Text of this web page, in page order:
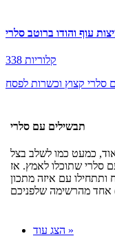
עוף והודו ברוטב סלרי
338 קלוריות
סלרי קצוץ וכשרות לפסח
תבשילים עם סלרי
כמעט כמו לשלב בצל
סלרי שתוכלו לאמץ. אז
עם איזה מתכון
(:
הצג עוד »